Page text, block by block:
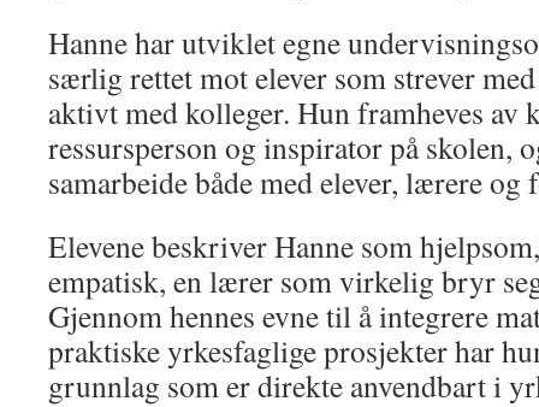
Hanne har utviklet egne
særlig rettet mot elever som strever
aktivt med kolleger. Hun framheves av
ressursperson og inspirator på skolen,
samarbeide både med elever, lærere og
Elevene beskriver Hanne som
empatisk, en lærer som virkelig bryr
Gjennom hennes evne til å integrere
praktiske yrkesfaglige prosjekter har
grunnlag som er direkte anvendbart i